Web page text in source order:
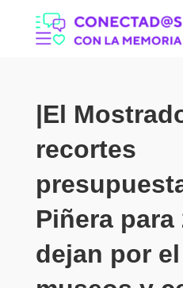
|El
recortes
Piñera para
dejan por